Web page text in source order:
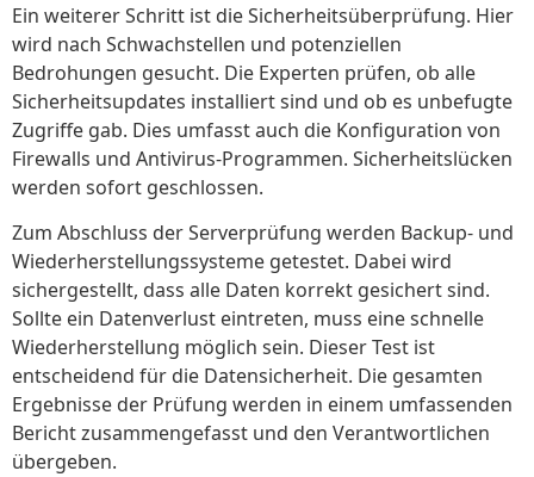
Ein weiterer Schritt ist die Sicherheitsüberprüfung. Hier
wird nach Schwachstellen und potenziellen
Bedrohungen gesucht. Die Experten prüfen, ob alle
Sicherheitsupdates installiert sind und ob es unbefugte
Zugriffe gab. Dies umfasst auch die Konfiguration von
Firewalls und Antivirus-Programmen. Sicherheitslücken
werden sofort geschlossen.
Zum Abschluss der Serverprüfung werden Backup- und
Wiederherstellungssysteme getestet. Dabei wird
sichergestellt, dass alle Daten korrekt gesichert sind.
Sollte ein Datenverlust eintreten, muss eine schnelle
Wiederherstellung möglich sein. Dieser Test ist
entscheidend für die Datensicherheit. Die gesamten
Ergebnisse der Prüfung werden in einem umfassenden
Bericht zusammengefasst und den Verantwortlichen
übergeben.